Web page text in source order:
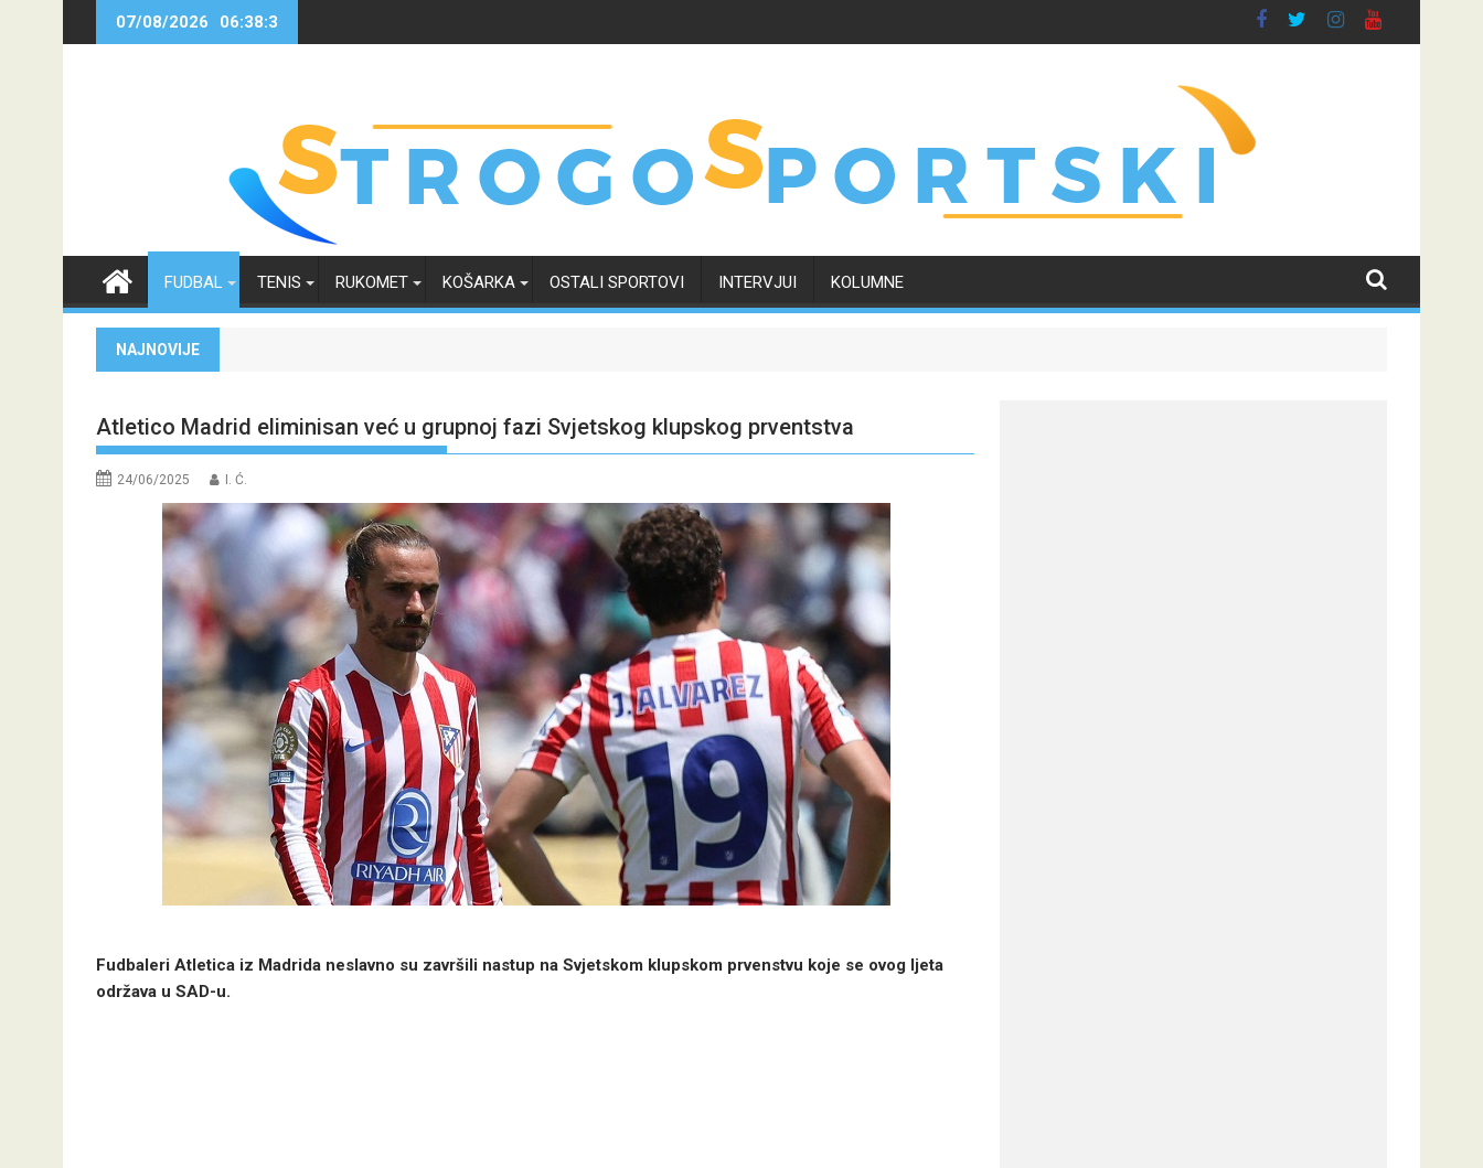
07/08/2026 06:38:3
FUDBAL TENIS RUKOMET KOŠARKA OSTALI SPORTOVI INTERVJUI KOLUMNE
NAJNOVIJE
Atletico Madrid eliminisan već u grupnoj fazi Svjetskog klupskog prventstva
24/06/2025 I. Ć.
Fudbaleri Atletica iz Madrida neslavno su završili nastup na Svjetskom klupskom prvenstvu koje se ovog ljeta
održava u SAD-u.